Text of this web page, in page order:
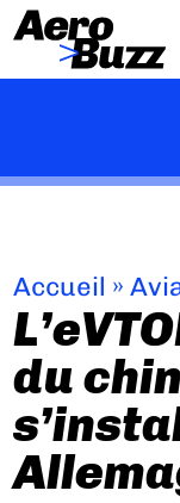
Accueil »
du